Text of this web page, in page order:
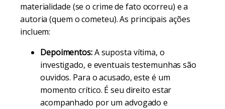
materialidade (se o crime de fato ocorreu) e a
autoria (quem o cometeu). As principais ações
incluem:
Depoimentos:A suposta vítima, o
investigado, e eventuais testemunhas são
ouvidos. Para o acusado, este é um
momento crítico. É seu direito estar
acompanhado por um advogado e